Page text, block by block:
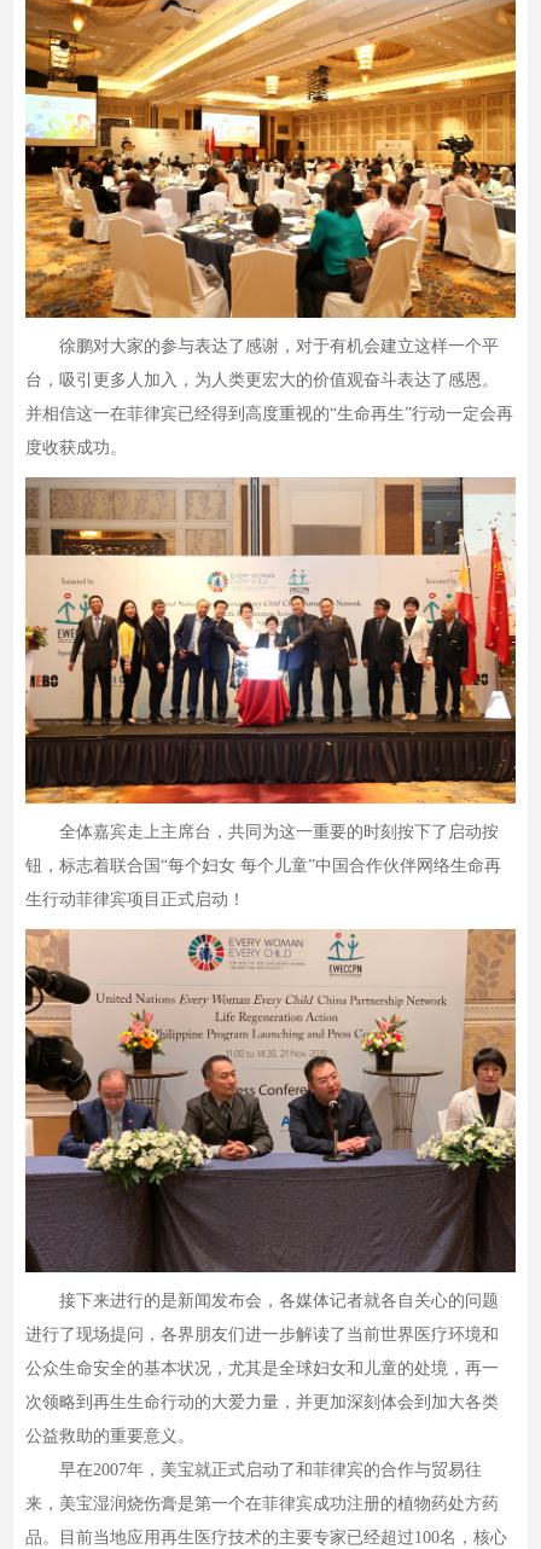
徐鹏对大家的参与表达了感谢，对于有机会建立这样一个平
台，吸引更多人加入，为人类更宏大的价值观奋斗表达了感恩。
并相信这一在菲律宾已经得到高度重视的“生命再生”行动一定会再
度收获成功。
全体嘉宾走上主席台，共同为这一重要的时刻按下了启动按
钮，标志着联合国“每个妇女 每个儿童”中国合作伙伴网络生命再
生行动菲律宾项目正式启动！
接下来进行的是新闻发布会，各媒体记者就各自关心的问题
进行了现场提问，各界朋友们进一步解读了当前世界医疗环境和
公众生命安全的基本状况，尤其是全球妇女和儿童的处境，再一
次领略到再生生命行动的大爱力量，并更加深刻体会到加大各类
公益救助的重要意义。
早在2007年，美宝就正式启动了和菲律宾的合作与贸易往
来，美宝湿润烧伤膏是第一个在菲律宾成功注册的植物药处方药
品。目前当地应用再生医疗技术的主要专家已经超过100名，核心